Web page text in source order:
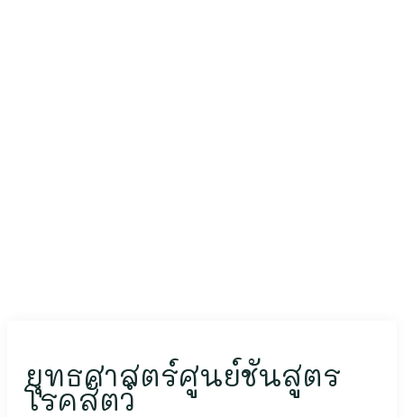
ยุทธศาสตร์ศูนย์ชันสูตร
โรคสัตว์